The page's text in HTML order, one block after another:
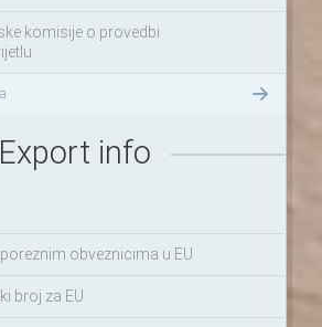
komisije o provedbi
Export info
obveznicima u EU
broj za EU